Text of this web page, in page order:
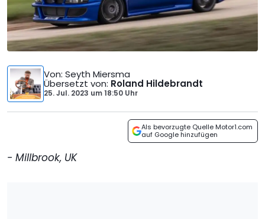
Von: Seyth Miersma
Übersetzt von: Roland Hildebrandt
25. Jul. 2023 um18:50 Uhr
Als bevorzugte Quelle Motor1.com
auf Google hinzufügen
- Millbrook, UK